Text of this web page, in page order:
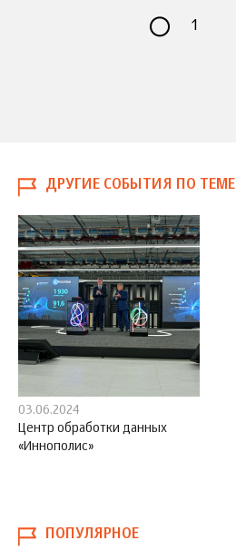
1
ДРУГИЕ СОБЫТИЯ ПО ТЕМЕ
03.06.2024
Центр обработки данных
«Иннополис»
ПОПУЛЯРНОЕ